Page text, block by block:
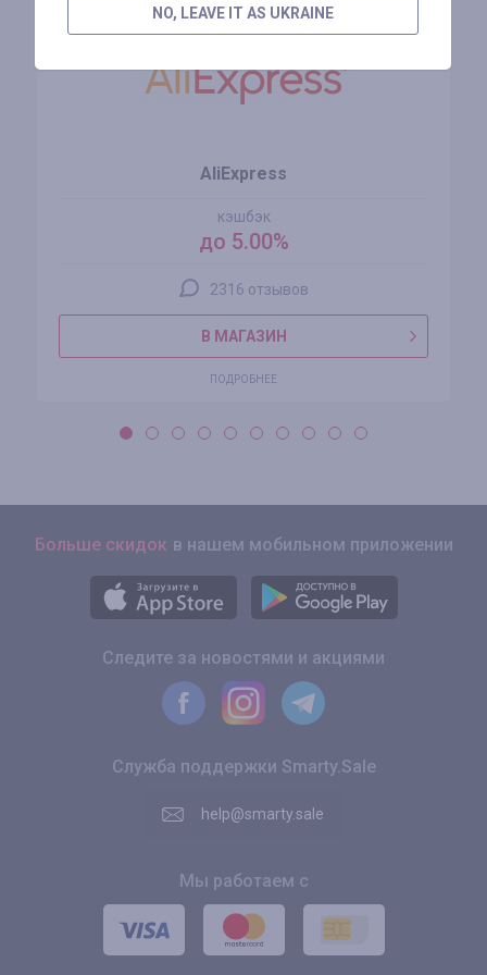
AliExpress
кэшбэк
до 5.00%
2316 отзывов
В МАГАЗИН
ПОДРОБНЕЕ
Больше скидок в нашем мобильном приложении
Следите за новостями и акциями
Служба поддержки Smarty.Sale
help@smarty.sale
Мы работаем с
NO, LEAVE IT AS UKRAINE